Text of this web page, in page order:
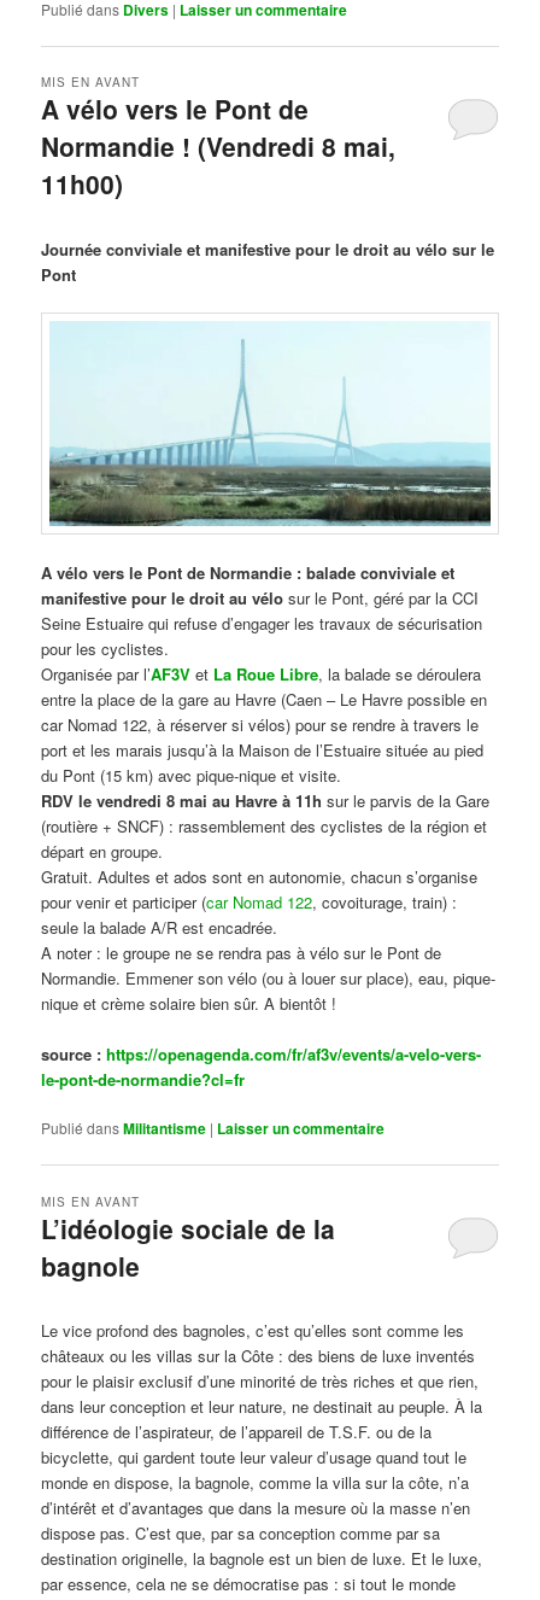
Publié dans Divers | Laisser un commentaire
A vélo vers le Pont de
Normandie ! (Vendredi 8 mai,
11h00)
MIS EN AVANT
Journée conviviale et manifestive pour le droit au vélo sur le
Pont
A vélo vers le Pont de Normandie : balade conviviale et
manifestive pour le droit au vélo sur le Pont, géré par la CCI
Seine Estuaire qui refuse d’engager les travaux de sécurisation
pour les cyclistes.
Organisée par l’AF3V et La Roue Libre, la balade se déroulera
entre la place de la gare au Havre (Caen – Le Havre possible en
car Nomad 122, à réserver si vélos) pour se rendre à travers le
port et les marais jusqu’à la Maison de l’Estuaire située au pied
du Pont (15 km) avec pique-nique et visite.
RDV le vendredi 8 mai au Havre à 11h sur le parvis de la Gare
(routière + SNCF) : rassemblement des cyclistes de la région et
départ en groupe.
Gratuit. Adultes et ados sont en autonomie, chacun s’organise
pour venir et participer (car Nomad 122, covoiturage, train) :
seule la balade A/R est encadrée.
A noter : le groupe ne se rendra pas à vélo sur le Pont de
Normandie. Emmener son vélo (ou à louer sur place), eau, pique-
nique et crème solaire bien sûr. A bientôt !
source :https://openagenda.com/fr/af3v/events/a-velo-vers-
le-pont-de-normandie?cl=fr
Publié dansMilitantisme | Laisser un commentaire
L’idéologie sociale de la
bagnole
MIS EN AVANT
Le vice profond des bagnoles, c’est qu’elles sont comme les
châteaux ou les villas sur la Côte : des biens de luxe inventés
pour le plaisir exclusif d’une minorité de très riches et que rien,
dans leur conception et leur nature, ne destinait au peuple. À la
différence de l’aspirateur, de l’appareil de T.S.F. ou de la
bicyclette, qui gardent toute leur valeur d’usage quand tout le
monde en dispose, la bagnole, comme la villa sur la côte, n’a
d’intérêt et d’avantages que dans la mesure où la masse n’en
dispose pas. C’est que, par sa conception comme par sa
destination originelle, la bagnole est un bien de luxe. Et le luxe,
par essence, cela ne se démocratise pas : si tout le monde